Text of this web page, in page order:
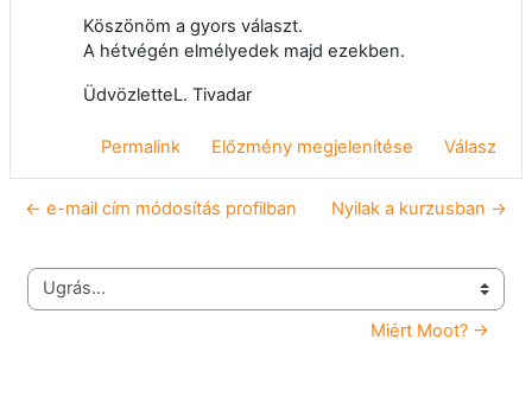
Köszönöm a gyors választ.
A hétvégén elmélyedek majd ezekben.
ÜdvözletteL. Tivadar
Permalink Előzmény megjelenítése Válasz
← e-mail cím módosítás profilban Nyilak a kurzusban →
Ugrás...
Miért Moot? →